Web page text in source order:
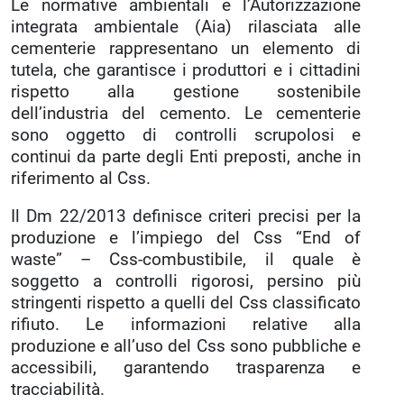
Le normative ambientali e l’Autorizzazione
integrata ambientale (Aia) rilasciata alle
cementerie rappresentano un elemento di
tutela, che garantisce i produttori e i cittadini
rispetto alla gestione sostenibile
dell’industria del cemento. Le cementerie
sono oggetto di controlli scrupolosi e
continui da parte degli Enti preposti, anche in
riferimento al Css.
Il Dm 22/2013 definisce criteri precisi per la
produzione e l’impiego del Css “End of
waste” – Css-combustibile, il quale è
soggetto a controlli rigorosi, persino più
stringenti rispetto a quelli del Css classificato
rifiuto. Le informazioni relative alla
produzione e all’uso del Css sono pubbliche e
accessibili, garantendo trasparenza e
tracciabilità.